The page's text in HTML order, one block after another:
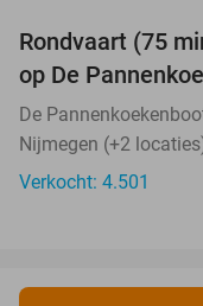
Rondvaart (75
op De
De
Nijmegen (+2
Verkocht: 4.501